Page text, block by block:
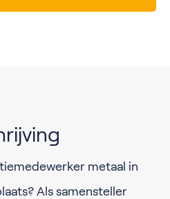
metaal in
Als samensteller